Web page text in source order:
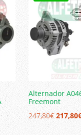
Alternador
Freemont
247,80€El
precio
217,80